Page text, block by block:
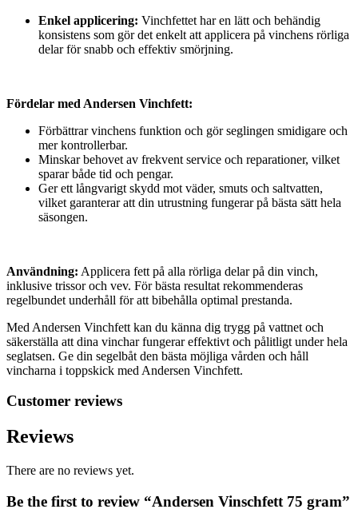
Enkel applicering: Vinchfettet har en lätt och behändig
konsistens som gör det enkelt att applicera på vinchens rörliga
delar för snabb och effektiv smörjning.
Fördelar med Andersen Vinchfett:
Förbättrar vinchens funktion och gör seglingen smidigare och
mer kontrollerbar.
Minskar behovet av frekvent service och reparationer, vilket
sparar både tid och pengar.
Ger ett långvarigt skydd mot väder, smuts och saltvatten,
vilket garanterar att din utrustning fungerar på bästa sätt hela
säsongen.
Användning: Applicera fett på alla rörliga delar på din vinch,
inklusive trissor och vev. För bästa resultat rekommenderas
regelbundet underhåll för att bibehålla optimal prestanda.
Med Andersen Vinchfett kan du känna dig trygg på vattnet och
säkerställa att dina vinchar fungerar effektivt och pålitligt under hela
seglatsen. Ge din segelbåt den bästa möjliga vården och håll
vincharna i toppskick med Andersen Vinchfett.
Customer reviews
Reviews
There are no reviews yet.
Be the first to review “Andersen Vinschfett 75 gram”